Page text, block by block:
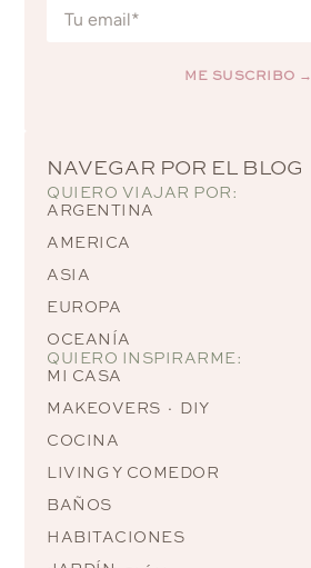
ME SUSCRIBO →
NAVEGAR POR EL BLOG
QUIERO VIAJAR POR:
ARGENTINA
AMERICA
ASIA
EUROPA
OCEANÍA
QUIERO INSPIRARME:
MI CASA
MAKEOVERS · DIY
COCINA
LIVING Y COMEDOR
BAÑOS
HABITACIONES